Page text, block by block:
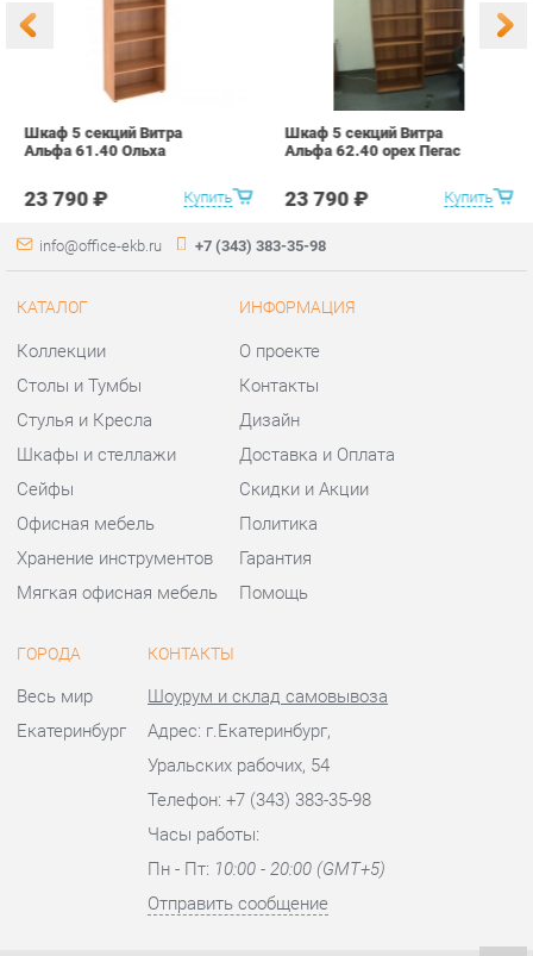
23 790 ₽ Купить
info@office-ekb.ru
Коллекции
Столы и Тумбы
Шкафы и стеллажи
Хранение инструментов
Мягкая офисная мебель
О проекте
Контакты
Доставка и Оплата
Гарантия
Помощь
ГОРОДА
Весь мир
Екатеринбург
КОНТАКТЫ
Шоурум и склад самовывоза
Адрес: г.Екатеринбург,
Уральских рабочих, 54
Телефон: +7 (343) 383-35-98
Пн - Пт:10:00 - 20:00 (GMT+5)
Отправить сообщение
© 2009-2026 Офисная мебель Екатеринбург